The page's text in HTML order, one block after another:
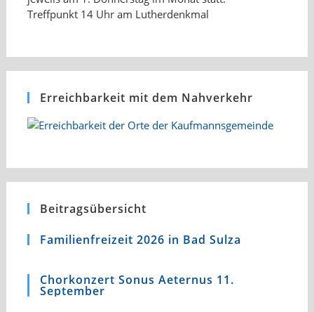
Treffpunkt 14 Uhr am Lutherdenkmal
Erreichbarkeit mit dem Nahverkehr
Beitragsübersicht
Familienfreizeit 2026 in Bad Sulza
Chorkonzert Sonus Aeternus 11.
September